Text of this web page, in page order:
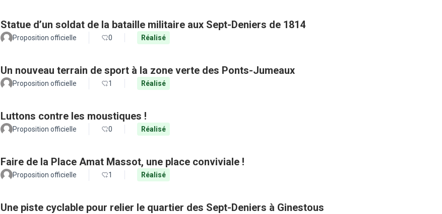
Statue d’un soldat de la bataille militaire aux Sept-Deniers de 1814
Proposition officielle 0 Réalisé
Un nouveau terrain de sport à la zone verte des Ponts-Jumeaux
Proposition officielle 1 Réalisé
Luttons contre les moustiques !
Proposition officielle 0 Réalisé
Faire de la Place Amat Massot, une place conviviale !
Proposition officielle 1 Réalisé
Une piste cyclable pour relier le quartier des Sept-Deniers à Ginestous